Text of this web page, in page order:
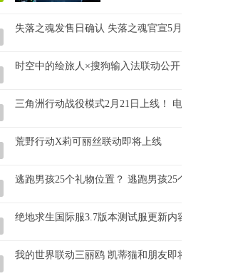
失落之魂发售日确认 失落之魂官宣5月30日发售！
时空中的绘旅人×搜狗输入法联动公开
三角洲行动战役模式2月21日上线！ 电影改编 虚
荒野行动X莉可丽丝联动即将上线
逃跑男孩25个礼物位置？ 逃跑男孩25个礼物怎么
绝地求生国际服3.7版本测试服更新内容抢先看！
我的世界联动三丽鸥 凯蒂猫和朋友即将登场！